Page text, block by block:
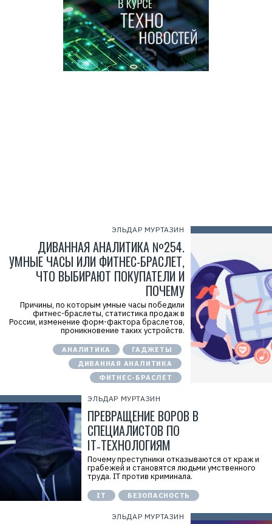
ЭЛЬДАР МУРТАЗИН
ДИВАННАЯ АНАЛИТИКА №254.
УМНЫЕ ЧАСЫ ИЛИ ФИТНЕС-БРАСЛЕТ,
ЧТО ВЫБИРАЮТ ПОКУПАТЕЛИ И
ПОЧЕМУ
Причины, по которым умные часы победили
фитнес-браслеты, статистика продаж в
России, изменение форм-фактора браслетов,
проникновение таких устройств.
АНАЛИТИКА
ГАДЖЕТЫ
ДИВАННАЯ АНАЛИТИКА
ФИТНЕС-БРАСЛЕТ
ЭЛЬДАР МУРТАЗИН
ПРЕВРАЩЕНИЕ ВОРОВ В
СПЕЦИАЛИСТОВ ПО
IT‑ТЕХНОЛОГИЯМ
Почему преступники отказываются от краж и
грабежей и становятся людьми умственного
труда. IT против криминала.
IT БЕЗОПАСНОСТЬ
ЭЛЬДАР МУРТАЗИН